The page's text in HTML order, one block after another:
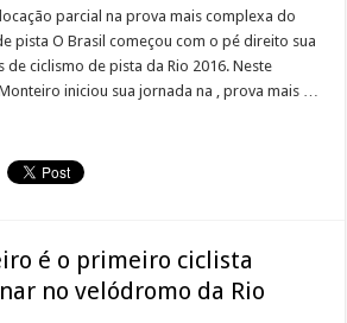
parcial na prova mais complexa do
pista O Brasil começou com o pé direito sua
ciclismo de pista da Rio 2016. Neste
iniciou sua jornada na , prova mais …
é o primeiro ciclista
no velódromo da Rio